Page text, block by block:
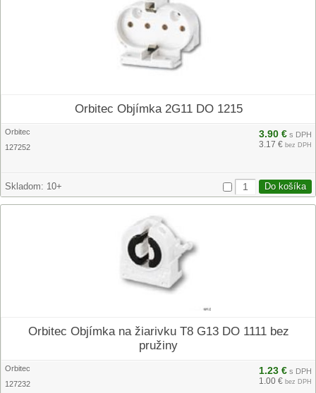
Orbitec Objímka 2G11 DO 1215
Orbitec
127252
3.90 € s DPH
3.17 € bez DPH
Skladom: 10+
Orbitec Objímka na žiarivku T8 G13 DO 1111 bez
pružiny
Orbitec
127232
1.23 € s DPH
1.00 € bez DPH